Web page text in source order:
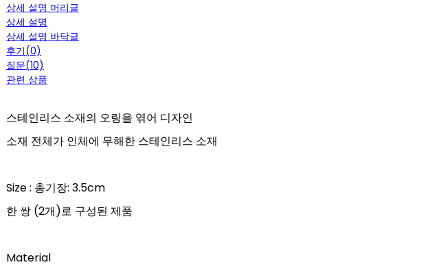
상세 설명 머리글
상세 설명
상세 설명 바닥글
후기(0)
질문(10)
관련 상품
스테인리스 소재의 오링을 엮어 디자인
소재 전체가 인체에 무해한 스테인리스 소재
Size : 총기장: 3.5cm
한 쌍 (2개)로 구성된 제품
Material